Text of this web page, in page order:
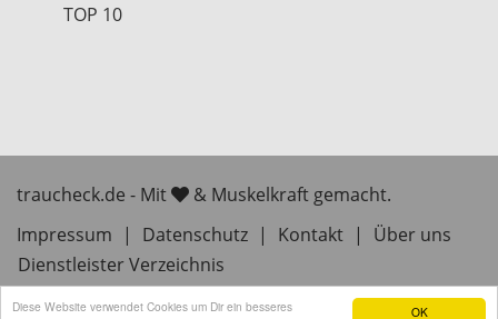
OK
Diese Website verwendet Cookies um Dir ein besseres
TOP 10
traucheck.de - Mit
& Muskelkraft gemacht.
Impressum
| Datenschutz | Kontakt |
Über uns
Dienstleister Verzeichnis